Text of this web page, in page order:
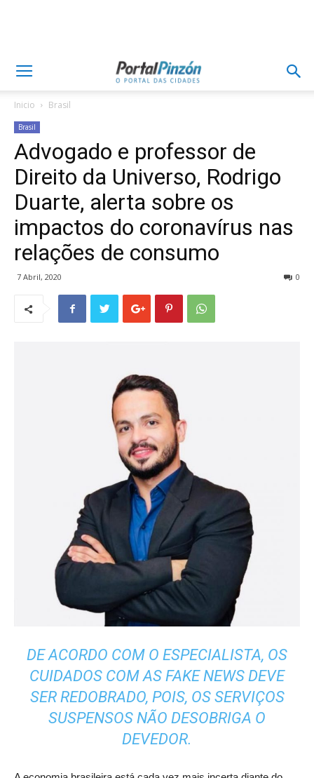
Inicio Brasil
Brasil
Advogado e professor de
Direito da Universo, Rodrigo
Duarte, alerta sobre os
impactos do coronavírus nas
relações de consumo
7 Abril, 2020 0
DE ACORDO COM O ESPECIALISTA, OS
CUIDADOS COM AS FAKE NEWS DEVE
SER REDOBRADO, POIS, OS SERVIÇOS
SUSPENSOS NÃO DESOBRIGA O
DEVEDOR.